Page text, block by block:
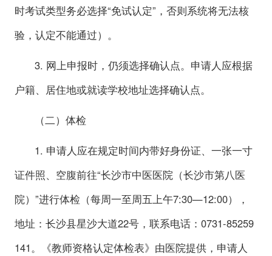
时考试类型务必选择“免试认定”，否则系统将无法核
验，认定不能通过）。
3. 网上申报时，仍须选择确认点。申请人应根据
户籍、居住地或就读学校地址选择确认点。
（二）体检
1. 申请人应在规定时间内带好身份证、一张一寸
证件照、空腹前往“长沙市中医医院（长沙市第八医
院）”进行体检（每周一至周五上午7:30—12:00），
地址：长沙县星沙大道22号，联系电话：0731-85259
141。《教师资格认定体检表》由医院提供，申请人